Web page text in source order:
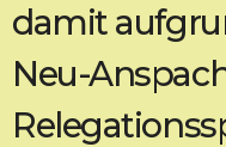
damit
Neu-